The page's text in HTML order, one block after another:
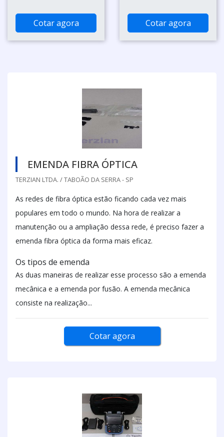
Cotar agora Cotar agora
EMENDA FIBRA ÓPTICA
TERZIAN LTDA. / TABOÃO DA SERRA - SP
As redes de fibra óptica estão ficando cada vez mais
populares em todo o mundo. Na hora de realizar a
manutenção ou a ampliação dessa rede, é preciso fazer a
emenda fibra óptica da forma mais eficaz.
Os tipos de emenda
As duas maneiras de realizar esse processo são a emenda
mecânica e a emenda por fusão. A emenda mecânica
consiste na realização...
Cotar agora